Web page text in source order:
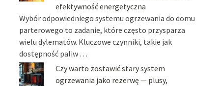
efektywność energetyczna
Wybór odpowiedniego systemu ogrzewania do domu
parterowego to zadanie, które często przysparza
wielu dylematów. Kluczowe czynniki, takie jak
dostępność paliw …
Czy warto zostawić stary system
ogrzewania jako rezerwę — plusy,